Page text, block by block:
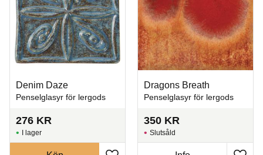
Denim Daze
Penselglasyr för lergods
276 KR
I lager
Dragons Breath
Penselglasyr för lergods
350 KR
Slutsåld